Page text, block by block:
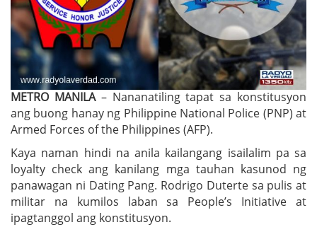
METRO MANILA– Nananatiling tapat sa konstitusyon
ang buong hanay ng Philippine National Police (PNP) at
Armed Forces of the Philippines (AFP).
Kaya naman hindi na anila kailangang isailalim pa sa
loyalty check ang kanilang mga tauhan kasunod ng
panawagan ni Dating Pang. Rodrigo Duterte sa pulis at
militar na kumilos laban sa People’s Initiative at
ipagtanggol ang konstitusyon.